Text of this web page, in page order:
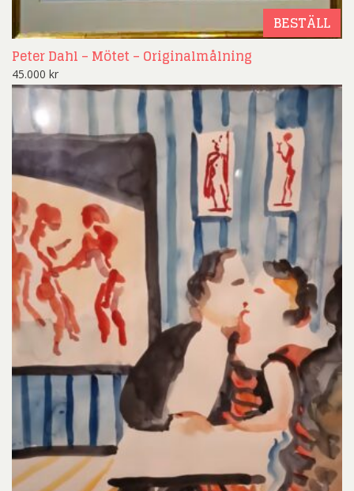
BESTÄLL
Peter Dahl – Mötet – Originalmålning
45.000 kr